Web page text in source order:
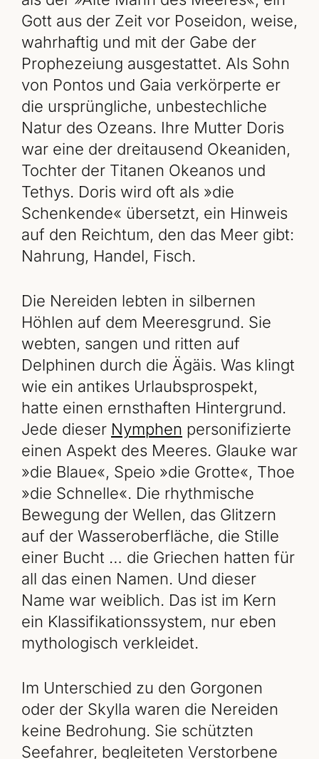
Gott aus der Zeit vor Poseidon, weise,
wahrhaftig und mit der Gabe der
Prophezeiung ausgestattet. Als Sohn
von Pontos und Gaia verkörperte er
die ursprüngliche, unbestechliche
Natur des Ozeans. Ihre Mutter Doris
war eine der dreitausend Okeaniden,
Tochter der Titanen Okeanos und
Tethys. Doris wird oft als »die
Schenkende« übersetzt, ein Hinweis
auf den Reichtum, den das Meer gibt:
Nahrung, Handel, Fisch.
Die Nereiden lebten in silbernen
Höhlen auf dem Meeresgrund. Sie
webten, sangen und ritten auf
Delphinen durch die Ägäis. Was klingt
wie ein antikes Urlaubsprospekt,
hatte einen ernsthaften Hintergrund.
Jede dieser Nymphen personifizierte
einen Aspekt des Meeres. Glauke war
»die Blaue«, Speio »die Grotte«, Thoe
»die Schnelle«. Die rhythmische
Bewegung der Wellen, das Glitzern
auf der Wasseroberfläche, die Stille
einer Bucht … die Griechen hatten für
all das einen Namen. Und dieser
Name war weiblich. Das ist im Kern
ein Klassifikationssystem, nur eben
mythologisch verkleidet.
Im Unterschied zu den Gorgonen
oder der Skylla waren die Nereiden
keine Bedrohung. Sie schützten
Seefahrer, begleiteten Verstorbene